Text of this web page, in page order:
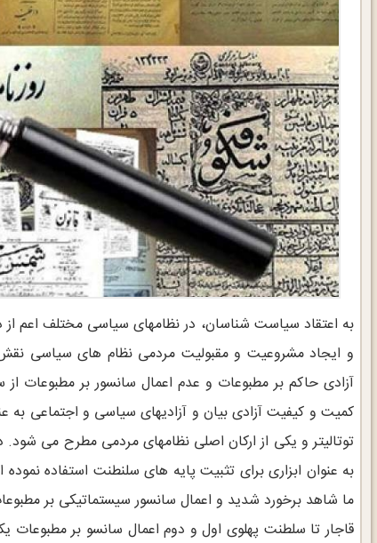
به اعتقاد سیاست شناسان، در نظامهای سیاسی مختلف اعم
و ایجاد مشروعیت و مقبولیت مردمی نظام های سیاسی
آزادی حاکم بر مطبوعات و عدم اعمال سانسور بر مطبوعات
کمیت و کیفیت آزادی بیان و آزادیهای سیاسی و اجتماعی به
توتالیتر و یکی از ارکان اصلی نظامهای مردمی مطرح می
به عنوان ابزاری برای تثبیت پایه های سلنطنت استفاده
ما شاهد برخورد شدید و اعمال سانسور سیستماتیکی بر
قاجار تا سلطنت پهلوی اول و دوم اعمال سانسو بر مطبوعات